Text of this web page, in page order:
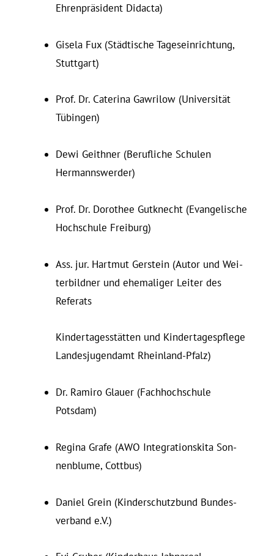
Ehrenpräsident Didacta)
Gisela Fux (Städtische Ta­ges­ein­richtung,
Stuttgart)
Prof. Dr. Ca­terina Gawrilow (Universität
Tübingen)
Dewi Geithner (Be­ruf­liche Schulen
Hermannswerder)
Prof. Dr. Do­rothee Gut­knecht (Evan­ge­lische
Hoch­schule Freiburg)
Ass. jur. Hartmut Ger­stein (Autor und Wei­
ter­bildner und ehe­ma­liger Leiter des
Referats
Kindertagesstätten und Kin­der­ta­ges­pflege
Lan­des­ju­gendamt Rheinland-Pfalz)
Dr. Ramiro Glauer (Fach­hoch­schule
Potsdam)
Regina Grafe (AWO In­te­gra­ti­onskita Son­
nen­blume, Cottbus)
Daniel Grein (Kin­der­schutzbund Bun­des­
verband e.V.)